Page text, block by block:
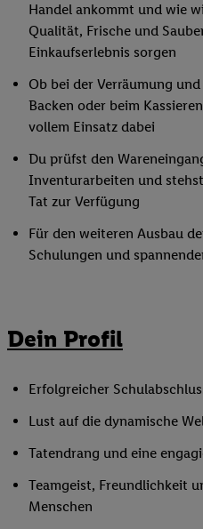
Handel ankommt und wie
Qualität, Frische und
Einkaufserlebnis sorgen
Ob bei der Verräumung
Backen oder beim
vollem Einsatz dabei
Du prüfst den
Inventurarbeiten und
Tat zur Verfügung
Für den weiteren Ausbau
Schulungen und
Dein Profil
Erfolgreicher
Lust auf die dynamische
Tatendrang und eine
Teamgeist, Freundlichkeit
Menschen